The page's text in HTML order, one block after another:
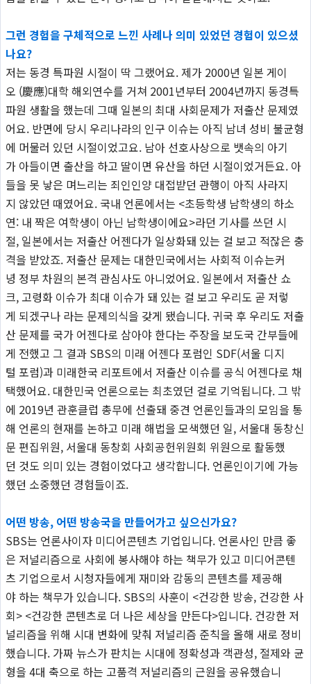
그런 경험을 구체적으로 느낀 사례나 의미 있었던 경험이 있으셨
나요?
저는 동경 특파원 시절이 딱 그랬어요. 제가 2000년 일본 게이
오 (慶應)대학 해외연수를 거쳐 2001년부터 2004년까지 동경특
파원 생활을 했는데 그때 일본의 최대 사회문제가 저출산 문제였
어요. 반면에 당시 우리나라의 인구 이슈는 아직 남녀 성비 불균형
에 머물러 있던 시절이었고요. 남아 선호사상으로 뱃속의 아기
가 아들이면 출산을 하고 딸이면 유산을 하던 시절이었거든요. 아
들을 못 낳은 며느리는 죄인인양 대접받던 관행이 아직 사라지
지 않았던 때였어요. 국내 언론에서는 <초등학생 남학생의 하소
연: 내 짝은 여학생이 아닌 남학생이에요>라던 기사를 쓰던 시
절, 일본에서는 저출산 어젠다가 일상화돼 있는 걸 보고 적잖은 충
격을 받았죠. 저출산 문제는 대한민국에서는 사회적 이슈는커
녕 정부 차원의 본격 관심사도 아니었어요. 일본에서 저출산 쇼
크, 고령화 이슈가 최대 이슈가 돼 있는 걸 보고 우리도 곧 저렇
게 되겠구나 라는 문제의식을 갖게 됐습니다. 귀국 후 우리도 저출
산 문제를 국가 어젠다로 삼아야 한다는 주장을 보도국 간부들에
게 전했고 그 결과 SBS의 미래 어젠다 포럼인 SDF(서울 디지
털 포럼)과 미래한국 리포트에서 저출산 이슈를 공식 어젠다로 채
택했어요. 대한민국 언론으로는 최초였던 걸로 기억됩니다. 그 밖
에 2019년 관훈클럽 총무에 선출돼 중견 언론인들과의 모임을 통
해 언론의 현재를 논하고 미래 해법을 모색했던 일, 서울대 동창신
문 편집위원, 서울대 동창회 사회공헌위원회 위원으로 활동했
던 것도 의미 있는 경험이었다고 생각합니다. 언론인이기에 가능
했던 소중했던 경험들이죠.
어떤 방송, 어떤 방송국을 만들어가고 싶으신가요?
SBS는 언론사이자 미디어콘텐츠 기업입니다. 언론사인 만큼 좋
은 저널리즘으로 사회에 봉사해야 하는 책무가 있고 미디어콘텐
츠 기업으로서 시청자들에게 재미와 감동의 콘텐츠를 제공해
야 하는 책무가 있습니다. SBS의 사훈이 <건강한 방송, 건강한 사
회> <건강한 콘텐츠로 더 나은 세상을 만든다>입니다. 건강한 저
널리즘을 위해 시대 변화에 맞춰 저널리즘 준칙을 올해 새로 정비
했습니다. 가짜 뉴스가 판치는 시대에 정확성과 객관성, 절제와 균
형을 4대 축으로 하는 고품격 저널리즘의 근원을 공유했습니